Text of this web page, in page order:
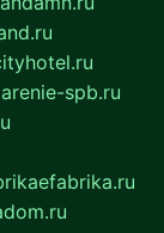
spb.ru